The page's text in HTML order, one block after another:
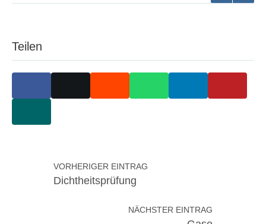
Teilen
VORHERIGER EINTRAG
Dichtheitsprüfung
NÄCHSTER EINTRAG